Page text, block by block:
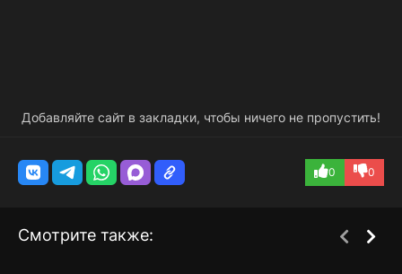
Добавляйте сайт в закладки, чтобы ничего не пропустить!
0 0
Смотрите также: